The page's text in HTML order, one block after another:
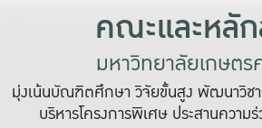
คณะและหลั
มหาวิทยาลัยเกษตร
มุ่งเน้นบัณฑิตศึกษา วิจัยขั้นสูง พัฒนาวิชา
บริหารโครงการพิเศษ ประสานความ